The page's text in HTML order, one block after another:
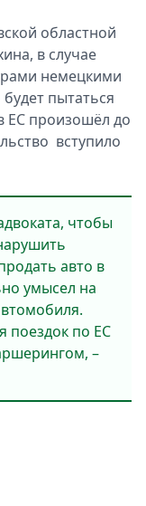
областной
в случае
немецкими
пытаться
ЕС произошёл до
вступило
чтобы
авто в
умысел на
поездок по ЕС
–